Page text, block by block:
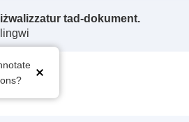
tad-dokument.